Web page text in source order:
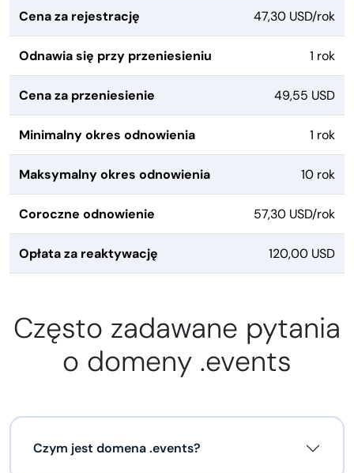
Cena za rejestrację 47,30 USD/rok
Odnawia się przy przeniesieniu 1 rok
Cena za przeniesienie 49,55 USD
Minimalny okres odnowienia 1 rok
Maksymalny okres odnowienia 10 rok
Coroczne odnowienie 57,30 USD/rok
Opłata za reaktywację 120,00 USD
Często zadawane pytania
o domeny .events
Czym jest domena .events?